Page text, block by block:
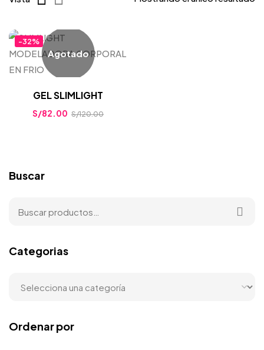
-32%
Agotado
GEL SLIMLIGHT
S/82.00 S/120.00
Buscar
Categorias
Ordenar por